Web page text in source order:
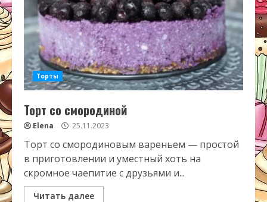
Торты
Торт со смородиной
Elena 25.11.2023
Торт со смородиновым вареньем — простой
в приготовлении и уместный хоть на
скромное чаепитие с друзьями и...
Читать далее